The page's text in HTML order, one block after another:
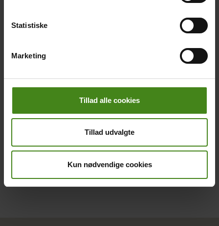
Statistiske
Marketing
Tillad alle cookies
Tillad udvalgte
Kun nødvendige cookies
menu
Hvis du vil klage
Persondata-politik